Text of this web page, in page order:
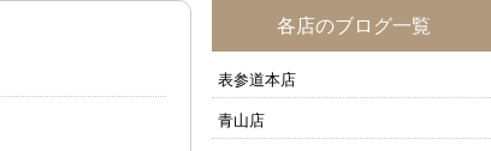
各店のブログ一覧
表参道本店
青山店